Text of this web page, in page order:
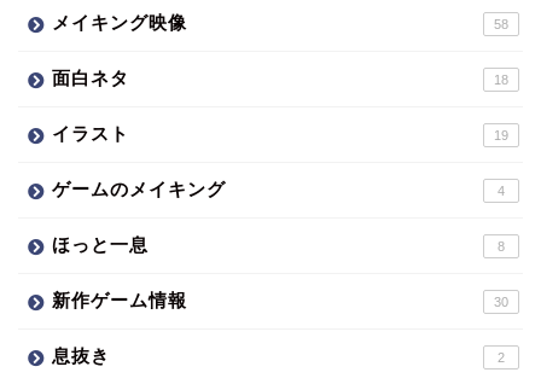
メイキング映像 58
面白ネタ 18
イラスト 19
ゲームのメイキング 4
ほっと一息 8
新作ゲーム情報 30
息抜き 2